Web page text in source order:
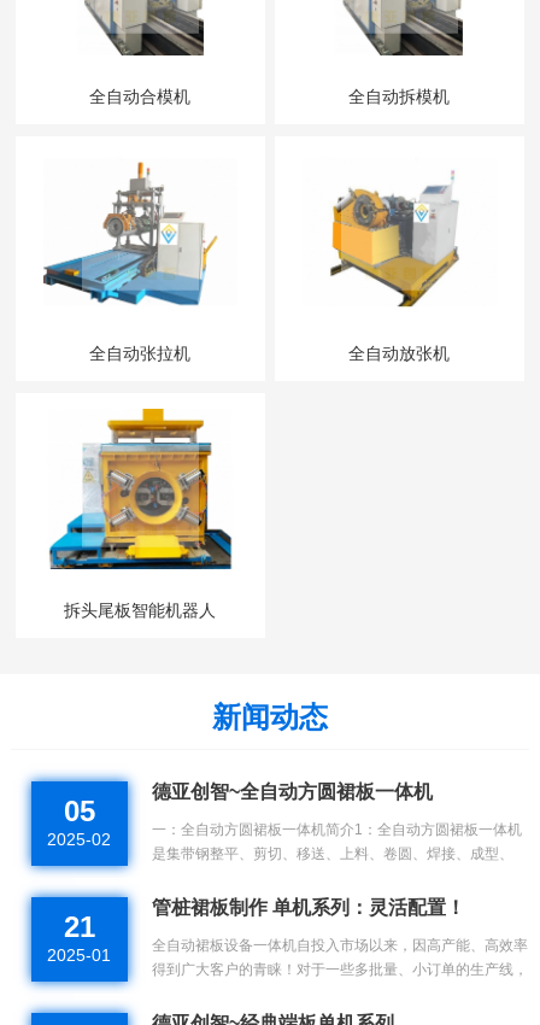
全自动合模机 全自动拆模机
全自动张拉机 全自动放张机
拆头尾板智能机器人
新闻动态
05
2025-02
德亚创智~全自动方圆裙板一体机
一：全自动方圆裙板一体机简介1：全自动方圆裙板一体机
是集带钢整平、剪切、移送、上料、卷圆、焊接、成型、
21
2025-01
管桩裙板制作 单机系列：灵活配置！
全自动裙板设备一体机自投入市场以来，因高产能、高效率
得到广大客户的青睐！对于一些多批量、小订单的生产线，